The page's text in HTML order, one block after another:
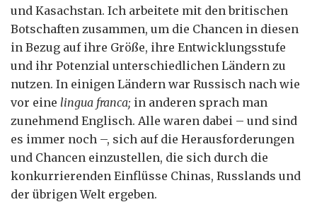
und Kasachstan. Ich arbeitete mit den britischen
Botschaften zusammen, um die Chancen in diesen
in Bezug auf ihre Größe, ihre Entwicklungsstufe
und ihr Potenzial unterschiedlichen Ländern zu
nutzen. In einigen Ländern war Russisch nach wie
vor eine lingua franca; in anderen sprach man
zunehmend Englisch. Alle waren dabei – und sind
es immer noch –, sich auf die Herausforderungen
und Chancen einzustellen, die sich durch die
konkurrierenden Einflüsse Chinas, Russlands und
der übrigen Welt ergeben.